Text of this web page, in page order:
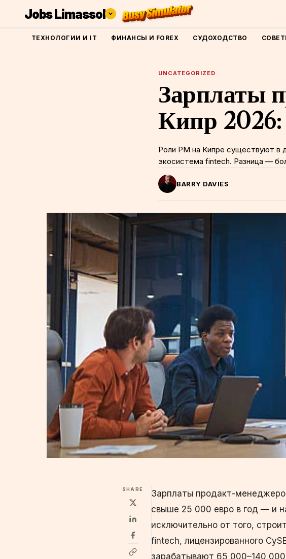
Jobs Limassol
ТЕХНОЛОГИИ И IT ФИНАНСЫ И FOREX СУДОХОДСТВО
UNCATEGORIZED
Зарплаты
Кипр 2026:
Роли PM на Кипре существуют в
экосистема fintech. Разница —
BARRY DAVIES
SHARE
Зарплаты продакт-
свыше 25 000 евро в год — и
исключительно от того,
fintech, лицензированного
зарабатывают 65 000–140 000